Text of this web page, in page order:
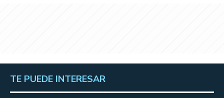
TE PUEDE INTERESAR